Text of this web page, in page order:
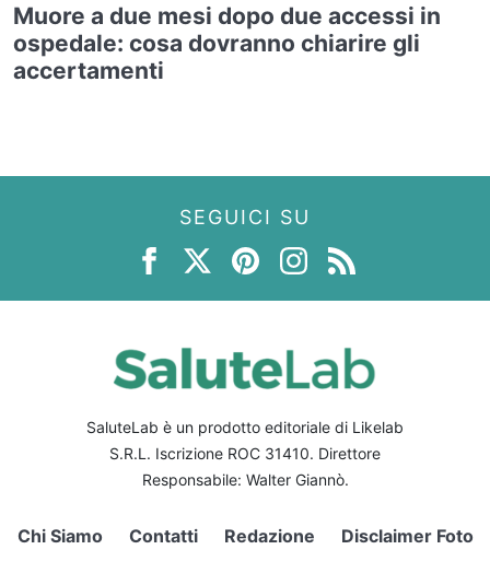
Muore a due mesi dopo due accessi in
ospedale: cosa dovranno chiarire gli
accertamenti
SEGUICI SU
SaluteLab è un prodotto editoriale di Likelab
S.R.L. Iscrizione ROC 31410. Direttore
Responsabile: Walter Giannò.
Chi Siamo Contatti Redazione Disclaimer Foto